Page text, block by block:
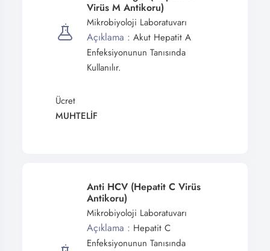
Virüs M Antikoru)
Mikrobiyoloji Laboratuvarı
Açıklama : Akut Hepatit A
Enfeksiyonunun Tanısında
Kullanılır.
Ücret
MUHTELİF
Anti HCV (Hepatit C Virüs
Antikoru)
Mikrobiyoloji Laboratuvarı
Açıklama : Hepatit C
Enfeksiyonunun Tanısında